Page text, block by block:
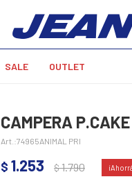
SALE OUTLET
CAMPERA
74965ANIMAL PRI
$ 1.253 $1.790